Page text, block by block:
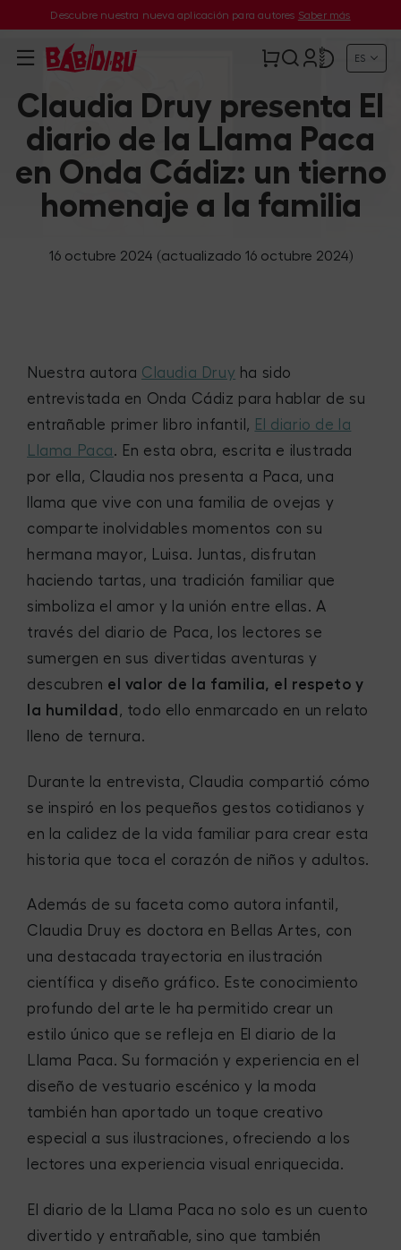
Descubre nuestra nueva aplicación para autores Saber más
ES
Claudia Druy presenta El
diario de la Llama Paca
en Onda Cádiz: un tierno
homenaje a la familia
16 octubre 2024 (actualizado 16 octubre 2024)
Nuestra autora Claudia Druy ha sido
entrevistada en Onda Cádiz para hablar de su
entrañable primer libro infantil, El diario de la
Llama Paca. En esta obra, escrita e ilustrada
por ella, Claudia nos presenta a Paca, una
llama que vive con una familia de ovejas y
comparte inolvidables momentos con su
hermana mayor, Luisa. Juntas, disfrutan
haciendo tartas, una tradición familiar que
simboliza el amor y la unión entre ellas. A
través del diario de Paca, los lectores se
sumergen en sus divertidas aventuras y
descubren el valor de la familia, el respeto y
la humildad , todo ello enmarcado en un relato
lleno de ternura.
Durante la entrevista, Claudia compartió cómo
se inspiró en los pequeños gestos cotidianos y
en la calidez de la vida familiar para crear esta
historia que toca el corazón de niños y adultos.
Además de su faceta como autora infantil,
Claudia Druy es doctora en Bellas Artes, con
una destacada trayectoria en ilustración
científica y diseño gráfico. Este conocimiento
profundo del arte le ha permitido crear un
estilo único que se refleja en El diario de la
Llama Paca. Su formación y experiencia en el
diseño de vestuario escénico y la moda
también han aportado un toque creativo
especial a sus ilustraciones, ofreciendo a los
lectores una experiencia visual enriquecida.
El diario de la Llama Paca no solo es un cuento
divertido y entrañable, sino que también